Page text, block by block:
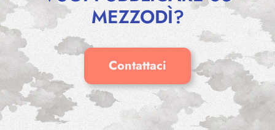
MEZZODÌ?
Contattaci
FEBEA – SERIE PHOIBÊ N° 1
Valentina Albanese
65,00